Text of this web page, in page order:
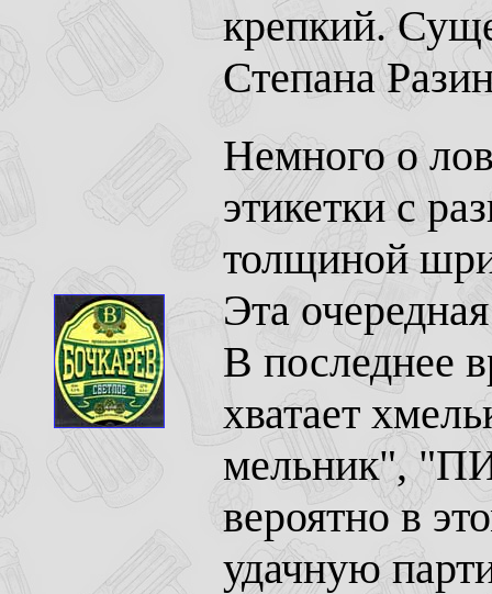
крепкий.
Степана
Немного о
этикетки с
толщиной
Эта
В последнее
хватает
мельник",
вероятно в
удачную